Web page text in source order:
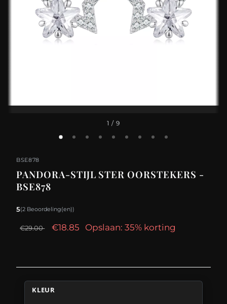
1 / 9
BSE878
PANDORA-STIJL STER OORSTEKERS -
BSE878
5(2 Beoordeling(en))
€29.00 €18.85 Opslaan: 35% korting
KLEUR